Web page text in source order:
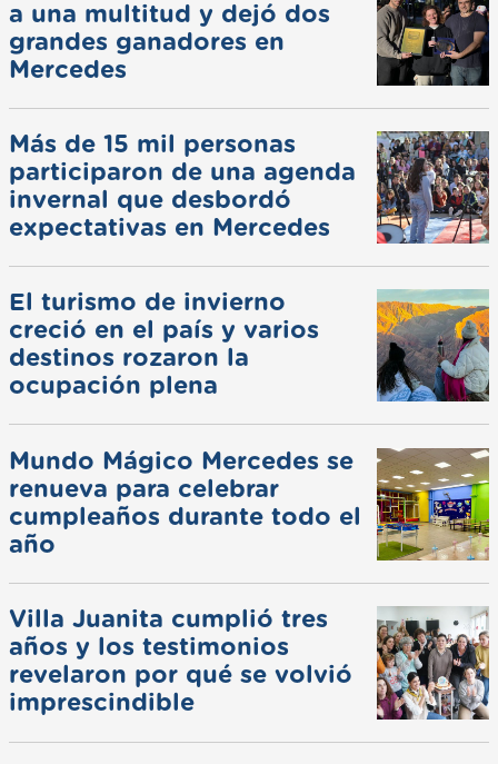
a una multitud y dejó dos
grandes ganadores en
Mercedes
Más de 15 mil personas
participaron de una agenda
invernal que desbordó
expectativas en Mercedes
El turismo de invierno
creció en el país y varios
destinos rozaron la
ocupación plena
Mundo Mágico Mercedes se
renueva para celebrar
cumpleaños durante todo el
año
Villa Juanita cumplió tres
años y los testimonios
revelaron por qué se volvió
imprescindible